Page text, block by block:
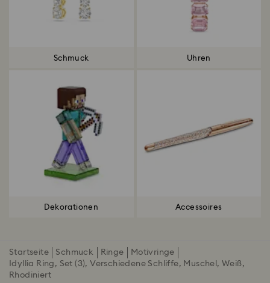
Schmuck Uhren
Dekorationen Accessoires
Startseite Schmuck Ringe
Motivringe
Idyllia Ring, Set (3), Verschiedene Schliffe, Muschel, Weiß,
Rhodiniert